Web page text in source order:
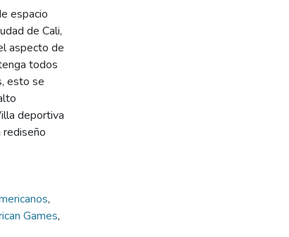
espacio
de Cali,
aspecto de
todos
esto se
deportiva
,
Games,